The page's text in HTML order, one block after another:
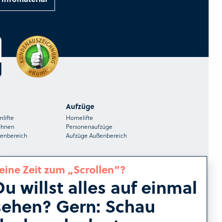
Aufzüge
Homelifte
Personenaufzüge
Aufzüge Außenbereich
HIRO Regional
Treppenlifte in Köln
Treppenlifte in Frankfurt
Treppenlifte in Stuttgart
Zeit zum „Scrollen“?
willst alles auf einmal
Gern: Schau